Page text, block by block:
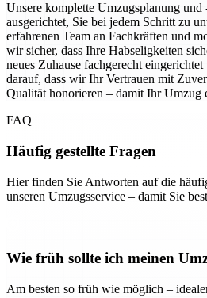
Unsere komplette Umzugsplanung
ausgerichtet, Sie bei jedem Schritt zu
erfahrenen Team an Fachkräften und
wir sicher, dass Ihre Habseligkeiten
neues Zuhause fachgerecht
darauf, dass wir Ihr Vertrauen mit
Qualität honorieren – damit Ihr
FAQ
Häufig gestellte Fragen
Hier finden Sie Antworten auf die
unseren Umzugsservice – damit Sie
Wie früh sollte ich meinen
Am besten so früh wie möglich –